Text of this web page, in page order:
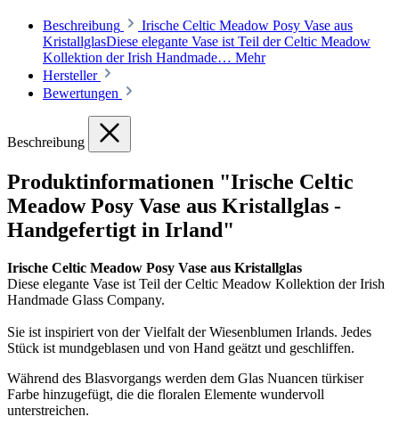
Beschreibung
Irische Celtic Meadow Posy Vase aus
KristallglasDiese elegante Vase ist Teil der Celtic Meadow
Kollektion der Irish Handmade… Mehr
Hersteller
Bewertungen
Beschreibung
Produktinformationen "Irische Celtic
Meadow Posy Vase aus Kristallglas -
Handgefertigt in Irland"
Irische Celtic Meadow Posy Vase aus Kristallglas
Diese elegante Vase ist Teil der Celtic Meadow Kollektion der Irish
Handmade Glass Company.
Sie ist inspiriert von der Vielfalt der Wiesenblumen Irlands. Jedes
Stück ist mundgeblasen und von Hand geätzt und geschliffen.
Während des Blasvorgangs werden dem Glas Nuancen türkiser
Farbe hinzugefügt, die die floralen Elemente wundervoll
unterstreichen.